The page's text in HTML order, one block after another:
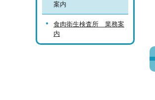
案内
食肉衛生検査所 業務案
内